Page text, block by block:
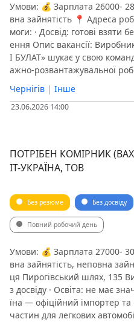
Умови: 💰 Зарплата 26000-
вна зайнятість 📍 Адреса
моги: · Досвід: готові взяти
ення Опис вакансії:
І БУЛАТ» шукає у свою
ажно-розвантажувальної
Чернігів | Інше
23.06.2026 14:00
ПОТРІБЕН КОМІРНИК
ІТ-УКРАЇНА, ТОВ
Без резюме Без досвіду
Повний робочий день
Умови: 💰 Зарплата 27000-
вна зайнятість, неповна
ця Пирогівський шлях, 135
з досвіду · Освіта: не має
їна — офіційний імпортер та
частин для легкових